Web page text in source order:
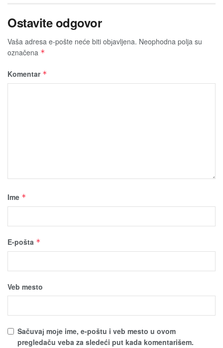
Ostavite odgovor
Vaša adresa e-pošte neće biti obјavljena. Neophodna polja su
označena *
Komentar *
Ime *
E-pošta *
Veb mesto
Sačuvaј moјe ime, e-poštu i veb mesto u ovom
pregledaču veba za sledeći put kada komentarišem.